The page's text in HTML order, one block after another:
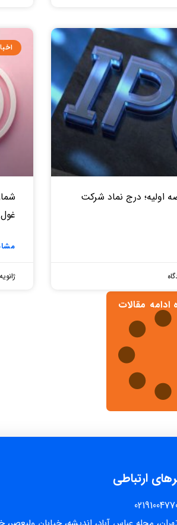
اولیه؛ درج نماد شرکت
غول ۳۰۰ میلیاردی در
ژانویه 7,
مقالات
ارتباطی